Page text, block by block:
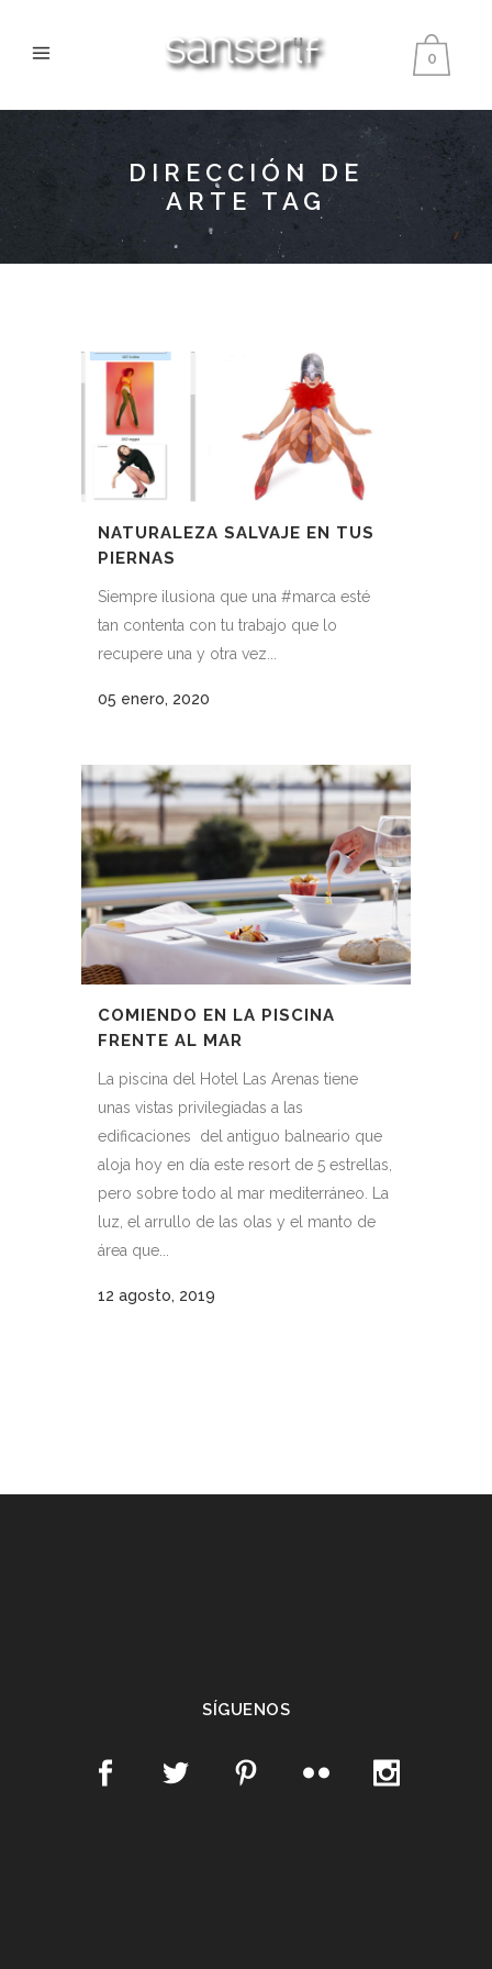
0
DIRECCIÓN DE
ARTE TAG
NATURALEZA SALVAJE EN TUS
PIERNAS
Siempre ilusiona que una #marca esté
tan contenta con tu trabajo que lo
recupere una y otra vez...
05 enero, 2020
COMIENDO EN LA PISCINA
FRENTE AL MAR
La piscina del Hotel Las Arenas tiene
unas vistas privilegiadas a las
edificaciones del antiguo balneario que
aloja hoy en día este resort de 5 estrellas,
pero sobre todo al mar mediterráneo. La
luz, el arrullo de las olas y el manto de
área que...
12 agosto, 2019
SÍGUENOS